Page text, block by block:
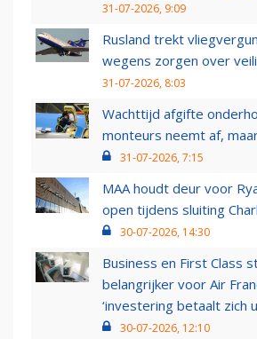
31-07-2026, 9:09
Rusland trekt
wegens zorgen over
31-07-2026, 8:03
Wachttijd afgifte
monteurs neemt af,
31-07-2026, 7:15
MAA houdt deur voor
open tijdens sluiting
30-07-2026, 14:30
Business en First Class
belangrijker voor Air
‘investering betaalt zich
30-07-2026, 12:10